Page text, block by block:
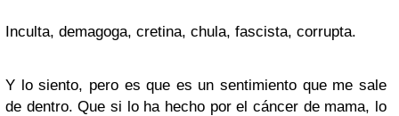
Inculta, demagoga, cretina, chula, fascista, corrupta.
Y lo siento, pero es que es un sentimiento que me sale
de dentro. Que si lo ha hecho por el cáncer de mama, lo